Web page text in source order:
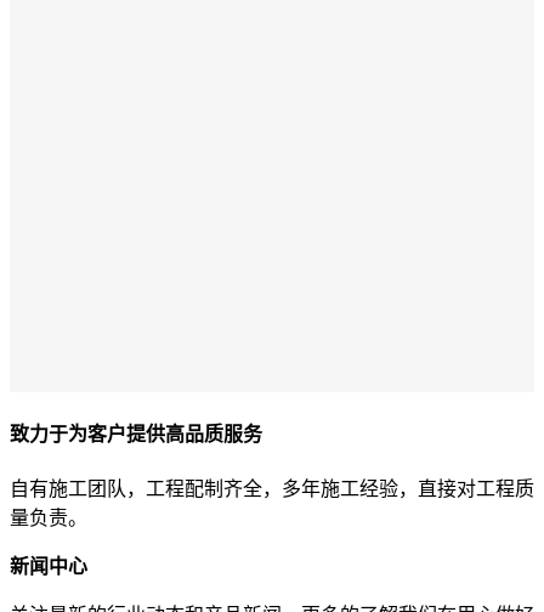
致力于为客户提供高品质服务
自有施工团队，工程配制齐全，多年施工经验，直接对工程质
量负责。
新闻中心